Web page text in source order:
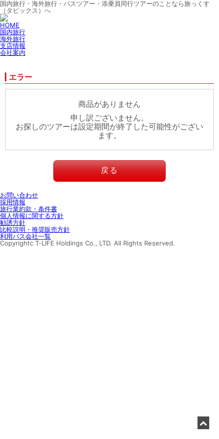
国内旅行・海外旅行・バスツアー・添乗員同行ツアーのことなら旅っくす
（タビックス）へ
HOME
国内旅行
海外旅行
支店情報
会社案内
エラー
商品がありません
申し訳ございません。
お探しのツアーは設定期間が終了した可能性がござい
ます。
戻る
お問い合わせ
採用情報
旅行業約款・条件書
個人情報に関する方針
勧誘方針
比較説明・推奨販売方針
利用バス会社一覧
Copyrightc T-LIFE Holdings Co., LTD. All Rights Reserved.